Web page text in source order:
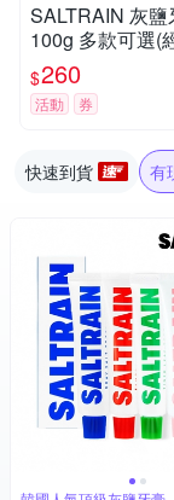
SALTRAIN 灰鹽
100g 多款可選(
薄荷/低氟淨護/積
修護/清恬香檸/強
荷)
$260
活動 券
快速到貨 有